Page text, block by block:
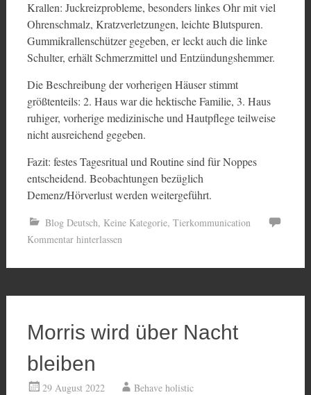
Krallen: Juckreizprobleme, besonders linkes Ohr mit viel
Ohrenschmalz, Kratzverletzungen, leichte Blutspuren.
Gummikrallenschützer gegeben, er leckt auch die linke
Schulter, erhält Schmerzmittel und Entzündungshemmer.
Die Beschreibung der vorherigen Häuser stimmt
größtenteils: 2. Haus war die hektische Familie, 3. Haus
ruhiger, vorherige medizinische und Hautpflege teilweise
nicht ausreichend gegeben.
Fazit: festes Tagesritual und Routine sind für Noppes
entscheidend. Beobachtungen bezüglich
Demenz/Hörverlust werden weitergeführt.
Blog Deutsch, Keine Kategorie, Tierkommunication
Kommentar hinterlassen
Morris wird über Nacht
bleiben
29 August 2022 Behave holistic